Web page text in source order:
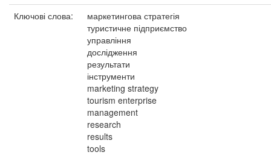
Ключові слова:
маркетингова стратегія
туристичне підприємство
управління
дослідження
результати
інструменти
marketing strategy
tourism enterprise
management
research
results
tools